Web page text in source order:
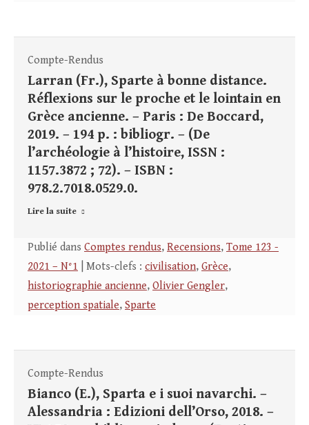
Compte-Rendus
Larran (Fr.), Sparte à bonne distance.
Réflexions sur le proche et le lointain en
Grèce ancienne. – Paris : De Boccard,
2019. – 194 p. : bibliogr. – (De
l’archéologie à l’histoire, ISSN :
1157.3872 ; 72). – ISBN :
978.2.7018.0529.0.
Lire la suite
Publié dans Comptes rendus, Recensions, Tome 123 -
2021 – N°1 | Mots-clefs : civilisation, Grèce,
historiographie ancienne, Olivier Gengler,
perception spatiale, Sparte
Compte-Rendus
Bianco (E.), Sparta e i suoi navarchi. –
Alessandria : Edizioni dell’Orso, 2018. –